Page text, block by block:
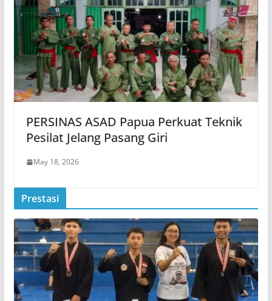
PERSINAS ASAD Papua Perkuat Teknik
Pesilat Jelang Pasang Giri
May 18, 2026
Prestasi